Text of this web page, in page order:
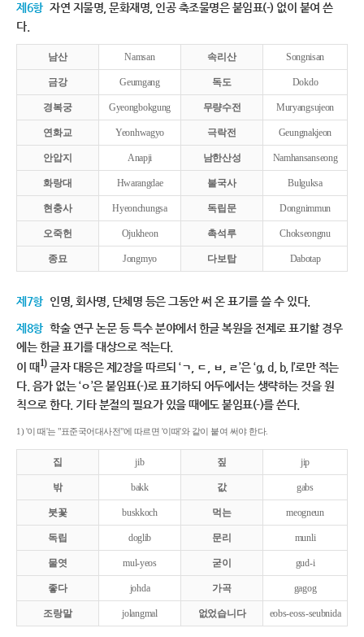
제6항 자연 지물명, 문화재명, 인공 축조물명은 붙임표(-) 없이 붙여 쓴
다.
남산 Namsan 속리산 Songnisan
금강 Geumgang 독도 Dokdo
경복궁 Gyeongbokgung 무량수전 Muryangsujeon
연화교 Yeonhwagyo 극락전 Geungnakjeon
안압지 Anapji 남한산성 Namhansanseong
화랑대 Hwarangdae 불국사 Bulguksa
현충사 Hyeonchungsa 독립문 Dongnimmun
오죽헌 Ojukheon 촉석루 Chokseongnu
종묘 Jongmyo 다보탑 Dabotap
제7항 인명, 회사명, 단체명 등은 그동안 써 온 표기를 쓸 수 있다.
제8항 학술 연구 논문 등 특수 분야에서 한글 복원을 전제로 표기할 경우
에는 한글 표기를 대상으로 적는다.
이 때1)글자 대응은 제2장을 따르되 ‘ㄱ, ㄷ, ㅂ, ㄹ’은 ‘g, d, b, l’로만 적는
다. 음가 없는 ‘ㅇ’은 붙임표(-)로 표기하되 어두에서는 생략하는 것을 원
칙으로 한다. 기타 분절의 필요가 있을 때에도 붙임표(-)를 쓴다.
1) '이 때'는 "표준국어대사전"에 따르면 '이때'와 같이 붙여 써야 한다.
집 jib 짚 jip
밖 bakk 값 gabs
붓꽃 buskkoch 먹는 meogneun
독립 doglib 문리 munli
물엿 mul-yeos 굳이 gud-i
좋다 johda 가곡 gagog
조랑말 jolangmal 없었습니다 eobs-eoss-seubnida